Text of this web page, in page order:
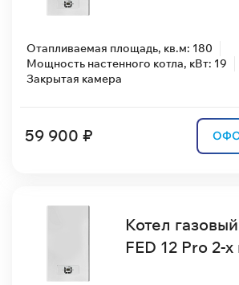
Отапливаемая площадь, кв.м: 180
Мощность настенного котла, кВт: 19
Закрытая камера
59 900 ₽
Котел
FED 12 Pro 2-х